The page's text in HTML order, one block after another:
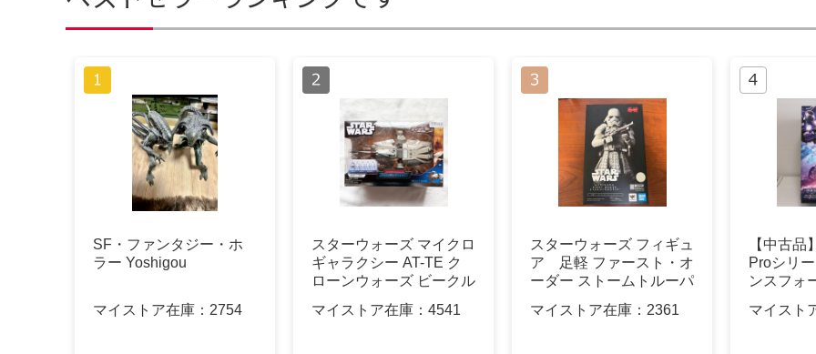
SF・ファンタジー・ホ
ラー Yoshigou
マイストア在庫： 2754
スターウォーズ マイクロ
ギャラクシー AT-TE ク
ローンウォーズ ビークル
マイストア在庫： 4541
スターウォーズ フィギュ
ア 足軽 ファースト・オ
ーダー ストームトルーパ
マイストア在庫： 2361
【中古品
Proシリ
ンスフォ
マイスト